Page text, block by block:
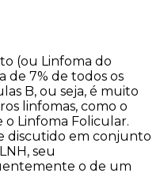
(ou Linfoma do
de 7% de todos os
B, ou seja, é muito
linfomas, como o
o Linfoma Folicular.
discutido em conjunto
seu
o de um